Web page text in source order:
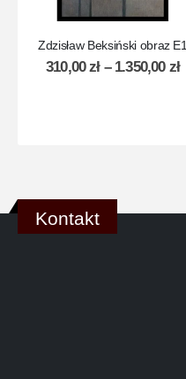
Zdzisław Beksiński obraz E1
310,00zł – 1.350,00 zł
Kontakt